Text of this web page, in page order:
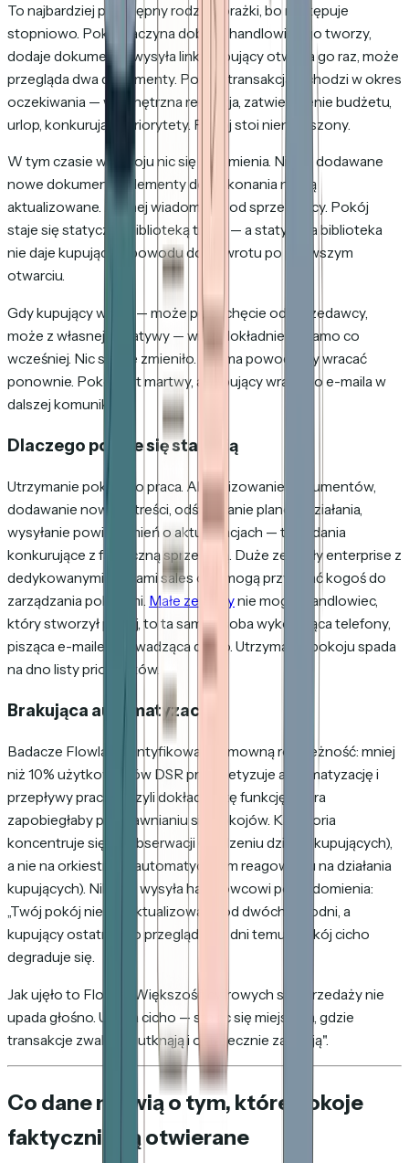
To najbardziej podstępny rodzaj porażki, bo następuje
stopniowo. Pokój zaczyna dobrze: handlowiec go tworzy,
dodaje dokumenty, wysyła link. Kupujący otwiera go raz, może
przegląda dwa dokumenty. Potem transakcja wchodzi w okres
oczekiwania — wewnętrzna recenzja, zatwierdzenie budżetu,
urlop, konkurujące priorytety. Pokój stoi nienaruszony.
W tym czasie w pokoju nic się nie zmienia. Nie są dodawane
nowe dokumenty. Elementy do wykonania nie są
aktualizowane. Żadnej wiadomości od sprzedawcy. Pokój
staje się statyczną biblioteką treści — a statyczna biblioteka
nie daje kupującym powodu do powrotu po pierwszym
otwarciu.
Gdy kupujący wraca — może po zachęcie od sprzedawcy,
może z własnej inicjatywy — widzi dokładnie to samo co
wcześniej. Nic się nie zmieniło. Nie ma powodu, by wracać
ponownie. Pokój jest martwy, a kupujący wraca do e-maila w
dalszej komunikacji.
Dlaczego pokoje się starzeją
Utrzymanie pokoju to praca. Aktualizowanie dokumentów,
dodawanie nowych treści, odświeżanie planów działania,
wysyłanie powiadomień o aktualizacjach — to zadania
konkurujące z faktyczną sprzedażą. Duże zespoły enterprise z
dedykowanymi działami sales ops mogą przypisać kogoś do
zarządzania pokojami. Małe zespołynie mogą. Handlowiec,
który stworzył pokój, to ta sama osoba wykonująca telefony,
pisząca e-maile i prowadząca demo. Utrzymanie pokoju spada
na dno listy priorytetów.
Brakująca automatyzacja
Badacze Flowla zidentyfikowali wymowną rozbieżność: mniej
niż 10% użytkowników DSR priorytetyzuje automatyzację i
przepływy pracy — czyli dokładnie tę funkcję, która
zapobiegłaby przedawnianiu się pokojów. Kategoria
koncentruje się na obserwacji (śledzeniu działań kupujących),
a nie na orkiestracji (automatycznym reagowaniu na działania
kupujących). Nikt nie wysyła handlowcowi powiadomienia:
„Twój pokój nie był aktualizowany od dwóch tygodni, a
kupujący ostatnio go przeglądał 10 dni temu". Pokój cicho
degraduje się.
Jak ujęło to Flowla: „Większość cyfrowych sal sprzedaży nie
upada głośno. Upada cicho — stając się miejscem, gdzie
transakcje zwalniają, utknąją i ostatecznie zanikają".
Co dane mówią o tym, które pokoje
faktycznie są otwierane